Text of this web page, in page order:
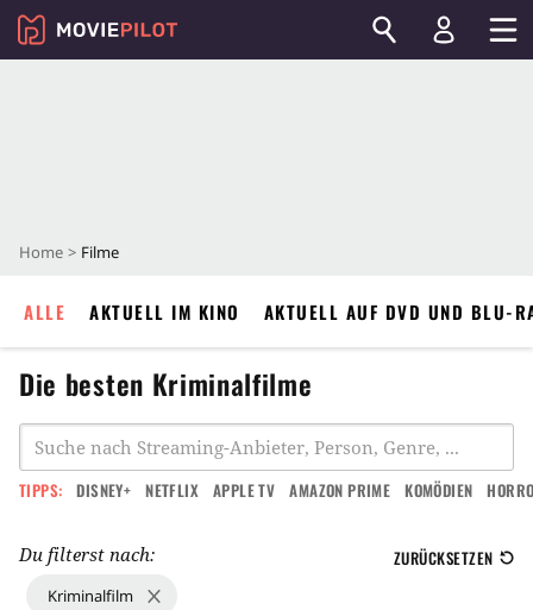
Home Filme
ALLE AKTUELL IM KINO AKTUELL AUF DVD UND BLU-
Die besten Kriminalfilme
TIPPS: DISNEY+ NETFLIX APPLE TV AMAZON PRIME KOMÖDIEN
Du filterst nach: ZURÜCKSETZEN
Kriminalfilm